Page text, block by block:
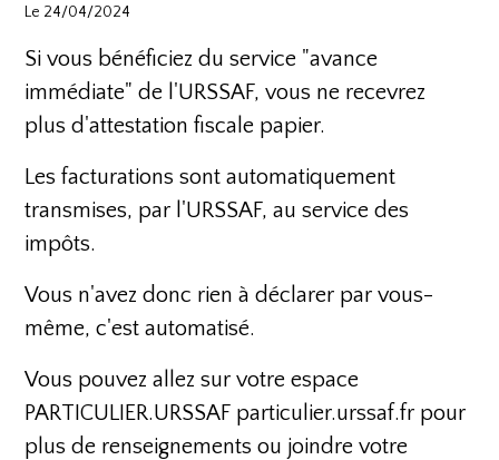
Le 24/04/2024
Si vous bénéficiez du service "avance
immédiate" de l'URSSAF, vous ne recevrez
plus d'attestation fiscale papier.
Les facturations sont automatiquement
transmises, par l'URSSAF, au service des
impôts.
Vous n'avez donc rien à déclarer par vous-
même, c'est automatisé.
Vous pouvez allez sur votre espace
PARTICULIER.URSSAF particulier.urssaf.fr pour
plus de renseignements ou joindre votre